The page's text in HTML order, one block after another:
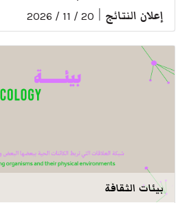
إعلان النتائج 20 / 11 / 2026
بيئات الثقافة